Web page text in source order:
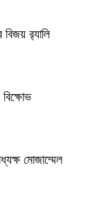
র‍্যালি
বিক্ষোভ
মোজাম্মেল